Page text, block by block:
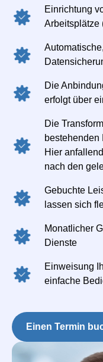
Einrichtung
Arbeitsplätze
Die
erfolgt über
Die
bestehenden
Hier
nach den
Gebuchte
lassen sich
Monatlicher
Dienste
Einweisung
einfache
Einen Termin